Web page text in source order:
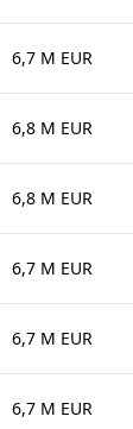
6,7 M EUR
6,8 M EUR
6,8 M EUR
6,7 M EUR
6,7 M EUR
6,7 M EUR